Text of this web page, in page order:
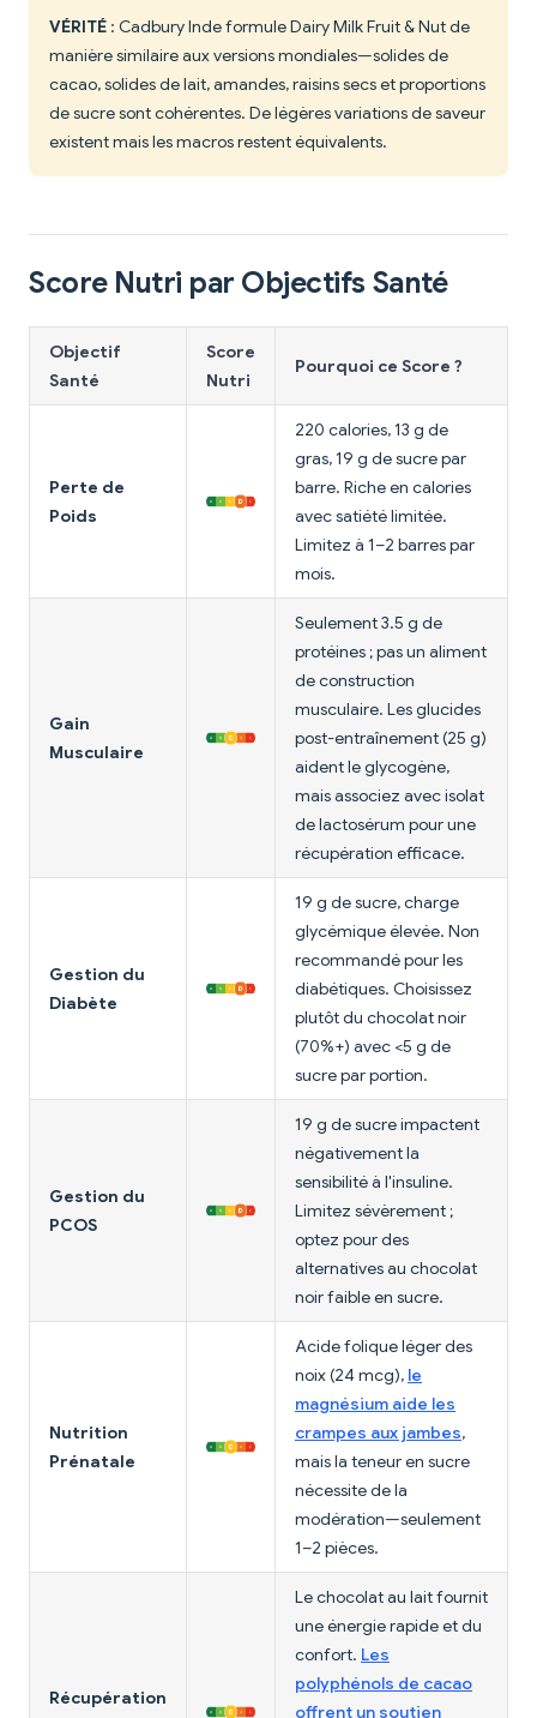
VÉRITÉ : Cadbury Inde formule Dairy Milk Fruit & Nut de
manière similaire aux versions mondiales—solides de
cacao, solides de lait, amandes, raisins secs et proportions
de sucre sont cohérentes. De légères variations de saveur
existent mais les macros restent équivalents.
Score Nutri par Objectifs Santé
Objectif
Santé
Score
Nutri
Pourquoi ce Score ?
Perte de
Poids
220 calories, 13 g de
gras, 19 g de sucre par
barre. Riche en calories
avec satiété limitée.
Limitez à 1–2 barres par
mois.
Gain
Musculaire
Seulement 3.5 g de
protéines ; pas un aliment
de construction
musculaire. Les glucides
post-entraînement (25 g)
aident le glycogène,
mais associez avec isolat
de lactosérum pour une
récupération efficace.
Gestion du
Diabète
19 g de sucre, charge
glycémique élevée. Non
recommandé pour les
diabétiques. Choisissez
plutôt du chocolat noir
(70%+) avec <5 g de
sucre par portion.
Gestion du
PCOS
19 g de sucre impactent
négativement la
sensibilité à l'insuline.
Limitez sévèrement ;
optez pour des
alternatives au chocolat
noir faible en sucre.
Nutrition
Prénatale
Acide folique léger des
noix (24 mcg), le
magnésium aide les
crampes aux jambes,
mais la teneur en sucre
nécessite de la
modération—seulement
1–2 pièces.
Récupération
Le chocolat au lait fournit
une énergie rapide et du
confort. Les
polyphénols de cacao
offrent un soutien